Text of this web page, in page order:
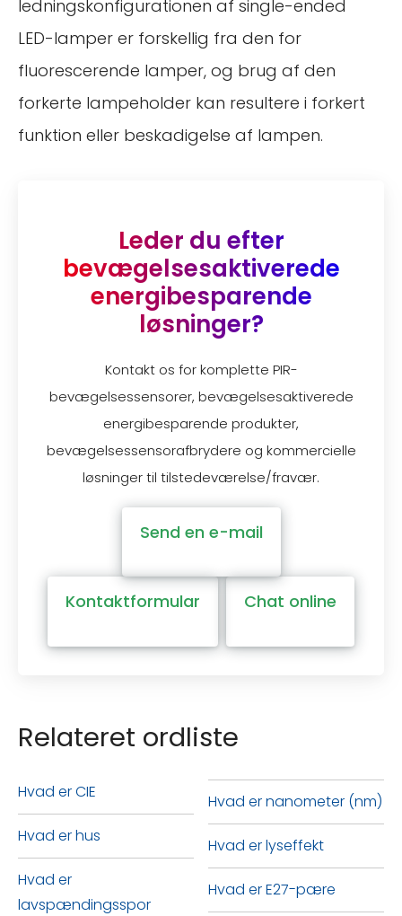
ledningskonfigurationen af single-ended
LED-lamper er forskellig fra den for
fluorescerende lamper, og brug af den
forkerte lampeholder kan resultere i forkert
funktion eller beskadigelse af lampen.
Leder du efter
bevægelsesaktiverede
energibesparende
løsninger?
Kontakt os for komplette PIR-
bevægelsessensorer, bevægelsesaktiverede
energibesparende produkter,
bevægelsessensorafbrydere og kommercielle
løsninger til tilstedeværelse/fravær.
Send en e-mail
Kontaktformular Chat online
Relateret ordliste
Hvad er CIE
Hvad er hus
Hvad er
lavspændingsspor
Hvad er nanometer (nm)
Hvad er lyseffekt
Hvad er E27-pære